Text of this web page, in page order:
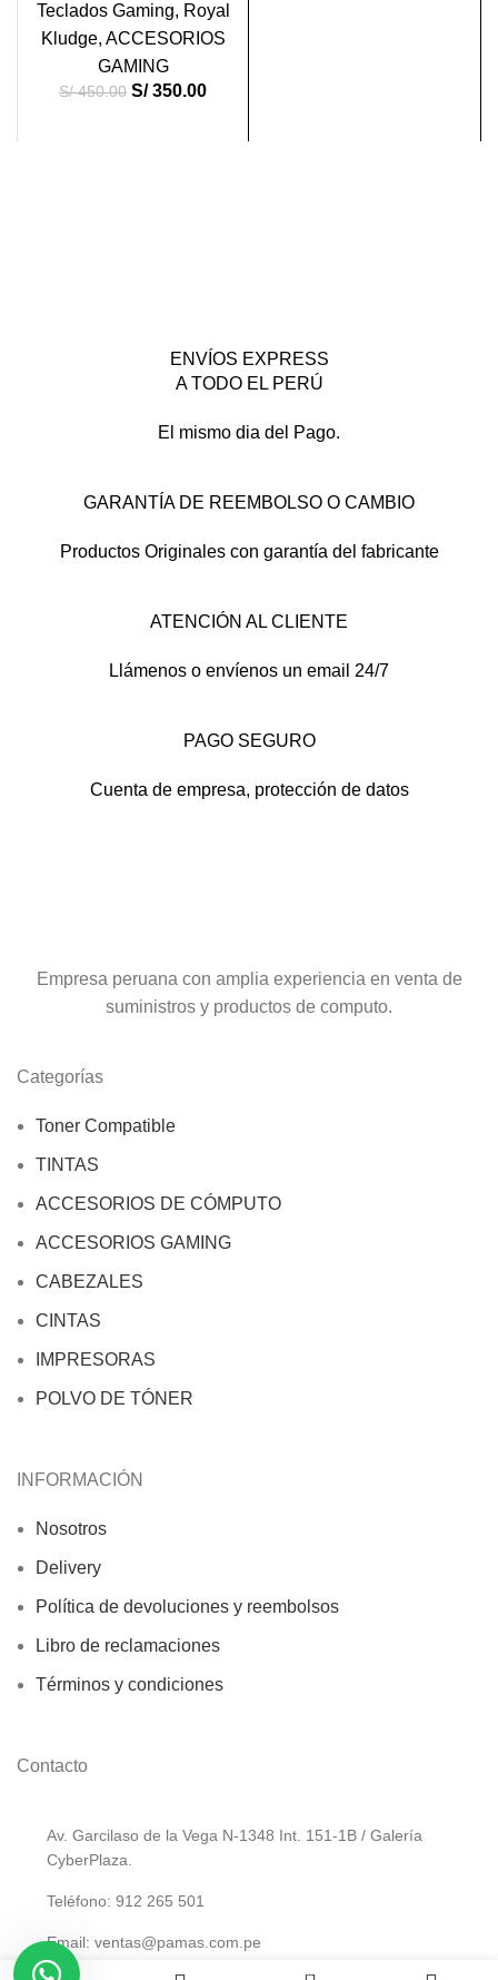
Teclados Gaming, Royal
Kludge, ACCESORIOS
GAMING
S/450.00 S/350.00
ENVÍOS EXPRESS
A TODO EL PERÚ
El mismo dia del Pago.
GARANTÍA DE REEMBOLSO O CAMBIO
Productos Originales con garantía del fabricante
ATENCIÓN AL CLIENTE
Llámenos o envíenos un email 24/7
PAGO SEGURO
Cuenta de empresa, protección de datos
Empresa peruana con amplia experiencia en venta de
suministros y productos de computo.
Categorías
Toner Compatible
TINTAS
ACCESORIOS DE CÓMPUTO
ACCESORIOS GAMING
CABEZALES
CINTAS
IMPRESORAS
POLVO DE TÓNER
INFORMACIÓN
Nosotros
Delivery
Política de devoluciones y reembolsos
Libro de reclamaciones
Términos y condiciones
Contacto
Av. Garcilaso de la Vega N-1348 Int. 151-1B / Galería
CyberPlaza.
Teléfono: 912 265 501
Email: ventas@pamas.com.pe
0